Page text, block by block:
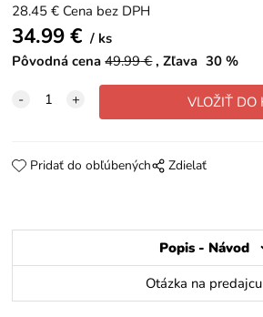
28.45 € Cena bez DPH
34.99€
ks
Pôvodná cena 49.99€ Zľava 30 %
Pridať do obľúbených Zdielať
Popis - Návod
Otázka na predajcu